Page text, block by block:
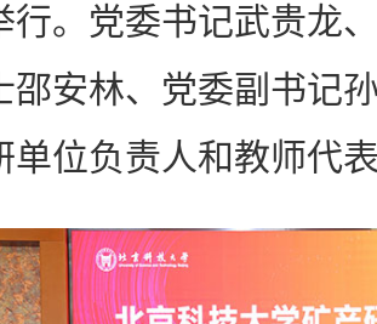
行。党委书记武贵龙
邵安林、党委副书记
单位负责人和教师代